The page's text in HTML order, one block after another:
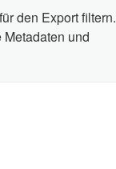
den Export filtern.
und